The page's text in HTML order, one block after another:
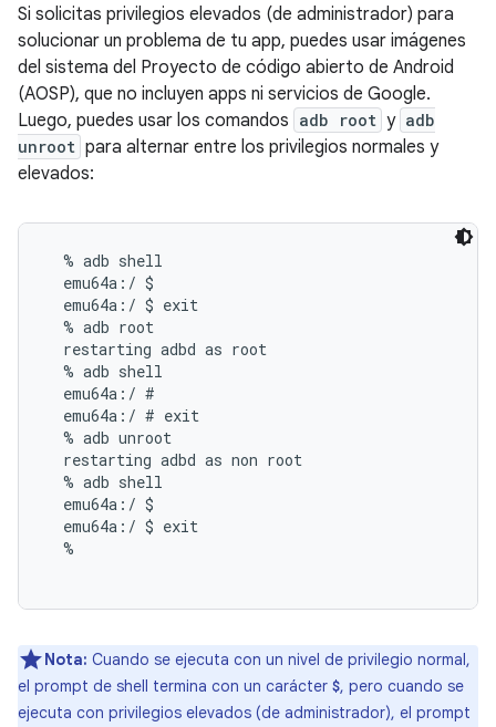
Si solicitas privilegios elevados (de administrador) para
solucionar un problema de tu app, puedes usar imágenes
del sistema del Proyecto de código abierto de Android
(AOSP), que no incluyen apps ni servicios de Google.
Luego, puedes usar los comandos adb root y adb
unroot para alternar entre los privilegios normales y
elevados:
  % adb shell
  emu64a:/ $
  emu64a:/ $ exit
  % adb root
  restarting adbd as root
  % adb shell
  emu64a:/ #
  emu64a:/ # exit
  % adb unroot
  restarting adbd as non root
  % adb shell
  emu64a:/ $
  emu64a:/ $ exit
  %
Nota: Cuando se ejecuta con un nivel de privilegio normal,
el prompt de shell termina con un carácter $, pero cuando se
ejecuta con privilegios elevados (de administrador), el prompt